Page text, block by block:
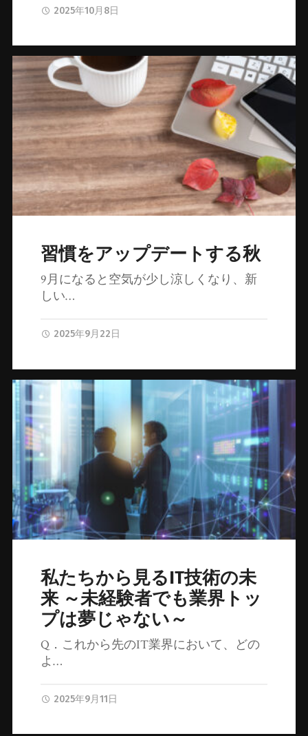
2025年10月8日
習慣をアップデートする秋
9月になると空気が少し涼しくなり、新
しい…
2025年9月22日
私たちから見るIT技術の未
来 ～未経験者でも業界トッ
プは夢じゃない～
Q．これから先のIT業界において、どの
よ…
2025年9月11日